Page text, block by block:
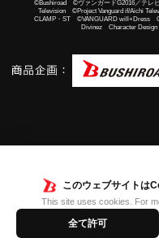
このウェブサイトは
This site uses cookies. For
全て許可
©Bushiroad ©ヴァンガードG2016／テレ
Television ©Project Vanguard if/Aichi
CLAMP・ST ©VANGUARD will+Dress
Divinez Character Design